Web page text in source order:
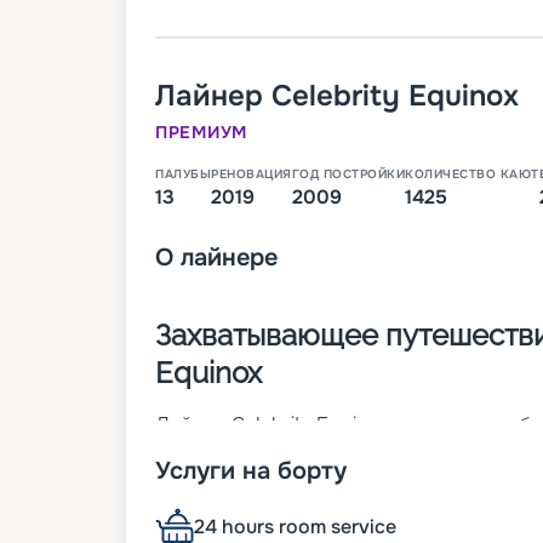
Лайнер Celebrity Equinox
ПРЕМИУМ
ПАЛУБЫ
13
РЕНОВАЦИЯ
2019
ГОД ПОСТРОЙКИ
2009
КОЛИЧЕСТВО КАЮТ
1425
О лайнере
Захватывающее
Equinox
Лайнер Celebrity Equinox – это 13-
Корабль относится к классу Solstice.
пассажиров, в чьем распоряжении будет
Услуги на борту
24 hours room service